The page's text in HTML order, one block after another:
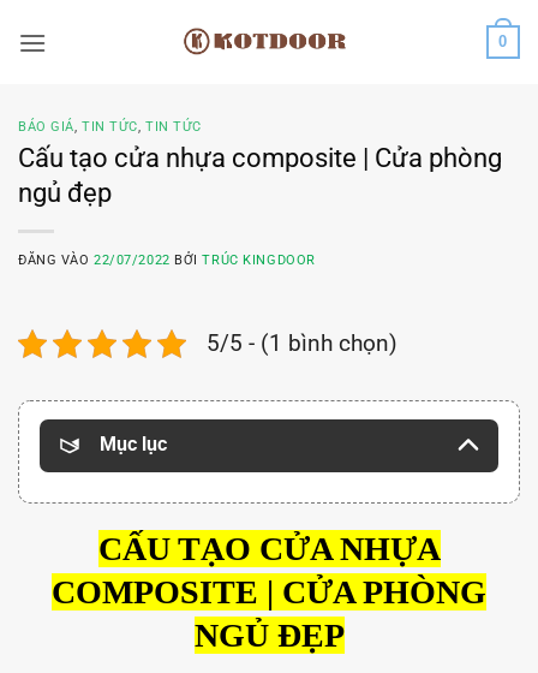
qua
0
BÁO GIÁ,TIN TỨC,TIN TỨC
Cấu tạo cửa nhựa composite | Cửa phòng
ngủ đẹp
ĐĂNG VÀO22/07/2022 BỞITRÚC KINGDOOR
5/5 - (1 bình chọn)
Mục lục
CẤU TẠO CỬA NHỰA
COMPOSITE | CỬA PHÒNG
NGỦ ĐẸP